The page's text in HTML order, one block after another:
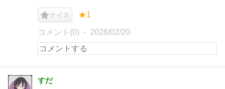
ナイス ★1
コメント(0) 2026/02/20
すだ